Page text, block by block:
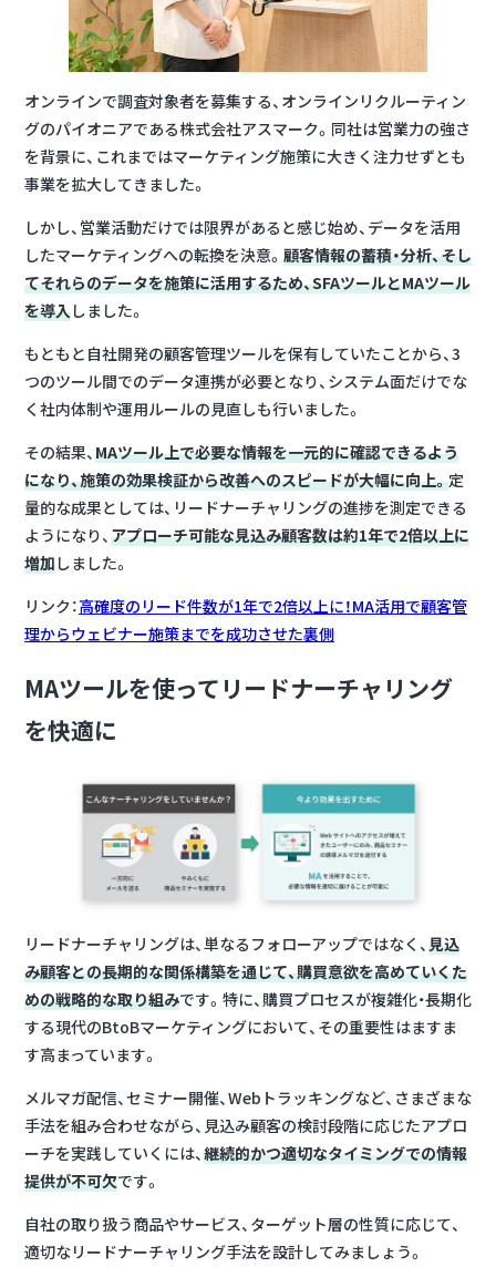
オンラインで調査対象者を募集する、オンラインリクルーティン
グのパイオニアである株式会社アスマーク。同社は営業力の強さ
を背景に、これまではマーケティング施策に大きく注力せずとも
事業を拡大してきました。
しかし、営業活動だけでは限界があると感じ始め、データを活用
したマーケティングへの転換を決意。 顧客情報の蓄積・分析、そし
てそれらのデータを施策に活用するため、SFAツールとMAツール
を導入しました。
もともと自社開発の顧客管理ツールを保有していたことから、3
つのツール間でのデータ連携が必要となり、システム面だけでな
く社内体制や運用ルールの見直しも行いました。
その結果、 MAツール上で必要な情報を一元的に確認できるよう
になり、施策の効果検証から改善へのスピードが大幅に向上。定
量的な成果としては、リードナーチャリングの進捗を測定できる
ようになり、 アプローチ可能な見込み顧客数は約1年で2倍以上に
増加しました。
リンク：高確度のリード件数が1年で2倍以上に！MA活用で顧客管
理からウェビナー施策までを成功させた裏側
MAツールを使ってリードナーチャリング
を快適に
リードナーチャリングは、単なるフォローアップではなく、見込
み顧客との長期的な関係構築を通じて、購買意欲を高めていくた
めの戦略的な取り組みです。特に、購買プロセスが複雑化・長期化
する現代のBtoBマーケティングにおいて、その重要性はますま
す高まっています。
メルマガ配信、セミナー開催、Webトラッキングなど、さまざまな
手法を組み合わせながら、見込み顧客の検討段階に応じたアプロ
ーチを実践していくには、継続的かつ適切なタイミングでの情報
提供が不可欠です。
自社の取り扱う商品やサービス、ターゲット層の性質に応じて、
適切なリードナーチャリング手法を設計してみましょう。